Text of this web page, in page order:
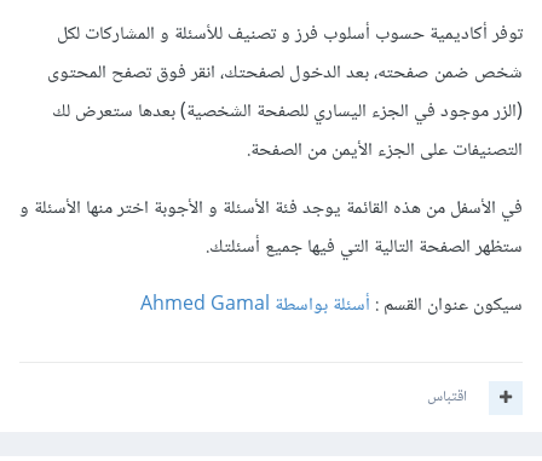
توفر أكاديمية حسوب أسلوب فرز و تصنيف للأسئلة و المشاركات لكل
شخص ضمن صفحته، بعد الدخول لصفحتك، انقر فوق تصفح المحتوى
(الزر موجود في الجزء اليساري للصفحة الشخصية) بعدها ستعرض لك
التصنيفات على الجزء الأيمن من الصفحة.
في الأسفل من هذه القائمة يوجد فئة الأسئلة و الأجوبة اختر منها الأسئلة و
ستظهر الصفحة التالية التي فيها جميع أسئلتك.
سيكون عنوان القسم : أسئلة بواسطة Ahmed Gamal
اقتباس